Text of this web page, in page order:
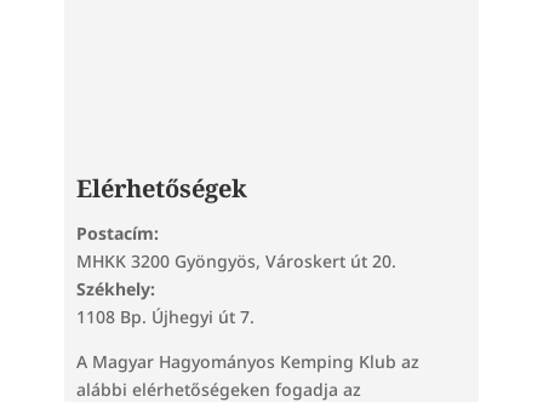
Elérhetőségek
Postacím:
MHKK 3200 Gyöngyös, Városkert út 20.
Székhely:
1108 Bp. Újhegyi út 7.
A Magyar Hagyományos Kemping Klub az
alábbi elérhetőségeken fogadja az